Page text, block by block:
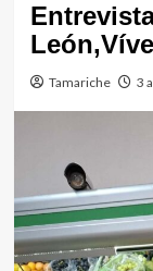
Tamariche 3